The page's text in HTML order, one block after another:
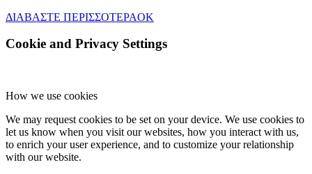
ΔΙΑΒΑΣΤΕ ΠΕΡΙΣΣΟΤΕΡΑOK
Cookie and Privacy Settings
How we use cookies
We may request cookies to be set on your device. We use cookies to
let us know when you visit our websites, how you interact with us,
to enrich your user experience, and to customize your relationship
with our website.